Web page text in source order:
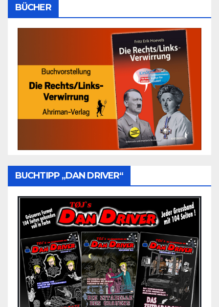
BÜCHER
BUCHTIPP „DAN DRIVER“